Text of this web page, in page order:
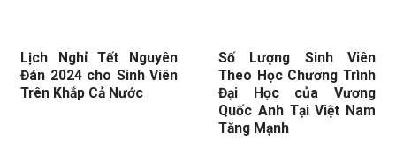
Lịch Nghỉ Tết Nguyên
Đán 2024 cho Sinh Viên
Trên Khắp Cả Nước
Số Lượng Sinh Viên
Theo Học Chương Trình
Đại Học của Vương
Quốc Anh Tại Việt Nam
Tăng Mạnh